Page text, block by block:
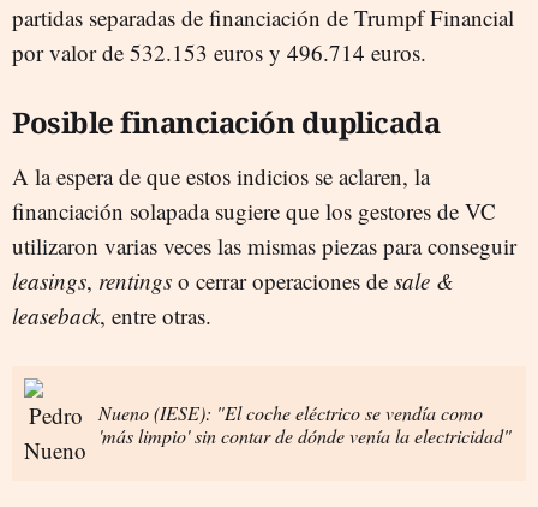
partidas separadas de financiación de Trumpf Financial
por valor de 532.153 euros y 496.714 euros.
Posible financiación duplicada
A la espera de que estos indicios se aclaren, la
financiación solapada sugiere que los gestores de VC
utilizaron varias veces las mismas piezas para conseguir
leasings, rentings o cerrar operaciones de sale &
leaseback, entre otras.
Nueno (IESE): "El coche eléctrico se vendía como
'más limpio' sin contar de dónde venía la electricidad"